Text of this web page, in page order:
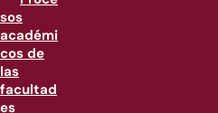
sos
académi
cos de
las
facultad
es